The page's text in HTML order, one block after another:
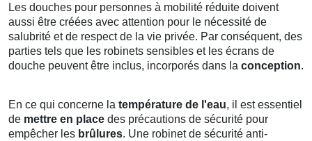
Les douches pour personnes à mobilité réduite doivent
aussi être créées avec attention pour le nécessité de
salubrité et de respect de la vie privée. Par conséquent, des
parties tels que les robinets sensibles et les écrans de
douche peuvent être inclus, incorporés dans la conception.
En ce qui concerne la température de l'eau, il est essentiel
de mettre en place des précautions de sécurité pour
empêcher les brûlures. Une robinet de sécurité anti-